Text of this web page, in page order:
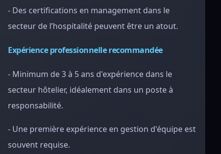
- Des certifications en management dans le
secteur de l’hospitalité peuvent être un atout.
Expérience professionnelle recommandée
- Minimum de 3 à 5 ans d'expérience dans le
secteur hôtelier, idéalement dans un poste à
responsabilité.
- Une première expérience en gestion d'équipe est
souvent requise.